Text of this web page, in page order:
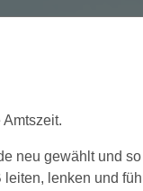
neu gewählt und
lenken und